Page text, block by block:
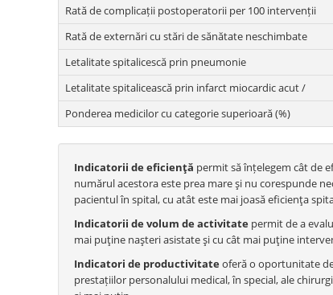
Rată de complicații postoperatorii per 100 intervenții
Rată de externări cu stări de sănătate neschimbate
Letalitate spitalicescă prin pneumonie
Letalitate spitalicească prin infarct miocardic acut /
Ponderea medicilor cu categorie superioară (%)
Indicatorii de eficienţă permit să înțelegem cât de
numărul acestora este prea mare şi nu corespunde
pacientul în spital, cu atât este mai joasă eficienţa
Indicatorii de volum de activitate permit de a
mai puţine naşteri asistate şi cu cât mai puţine
Indicatori de productivitate oferă o oportunitate
prestațiilor personalului medical, în special, ale